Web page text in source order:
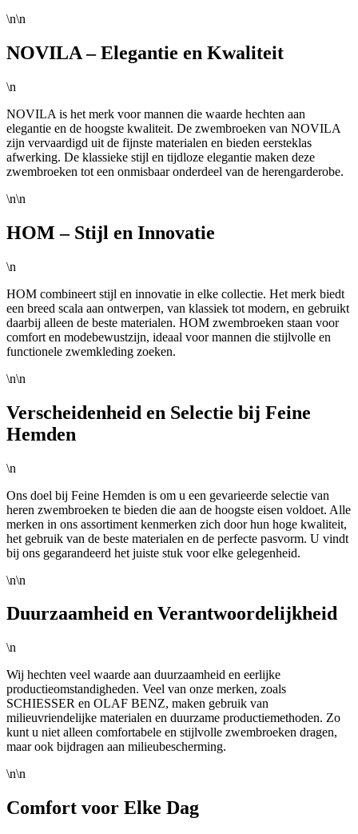
\n\n
NOVILA – Elegantie en Kwaliteit
\n
NOVILA is het merk voor mannen die waarde hechten aan
elegantie en de hoogste kwaliteit. De zwembroeken van NOVILA
zijn vervaardigd uit de fijnste materialen en bieden eersteklas
afwerking. De klassieke stijl en tijdloze elegantie maken deze
zwembroeken tot een onmisbaar onderdeel van de herengarderobe.
\n\n
HOM – Stijl en Innovatie
\n
HOM combineert stijl en innovatie in elke collectie. Het merk biedt
een breed scala aan ontwerpen, van klassiek tot modern, en gebruikt
daarbij alleen de beste materialen. HOM zwembroeken staan voor
comfort en modebewustzijn, ideaal voor mannen die stijlvolle en
functionele zwemkleding zoeken.
\n\n
Verscheidenheid en Selectie bij Feine
Hemden
\n
Ons doel bij Feine Hemden is om u een gevarieerde selectie van
heren zwembroeken te bieden die aan de hoogste eisen voldoet. Alle
merken in ons assortiment kenmerken zich door hun hoge kwaliteit,
het gebruik van de beste materialen en de perfecte pasvorm. U vindt
bij ons gegarandeerd het juiste stuk voor elke gelegenheid.
\n\n
Duurzaamheid en Verantwoordelijkheid
\n
Wij hechten veel waarde aan duurzaamheid en eerlijke
productieomstandigheden. Veel van onze merken, zoals
SCHIESSER en OLAF BENZ, maken gebruik van
milieuvriendelijke materialen en duurzame productiemethoden. Zo
kunt u niet alleen comfortabele en stijlvolle zwembroeken dragen,
maar ook bijdragen aan milieubescherming.
\n\n
Comfort voor Elke Dag